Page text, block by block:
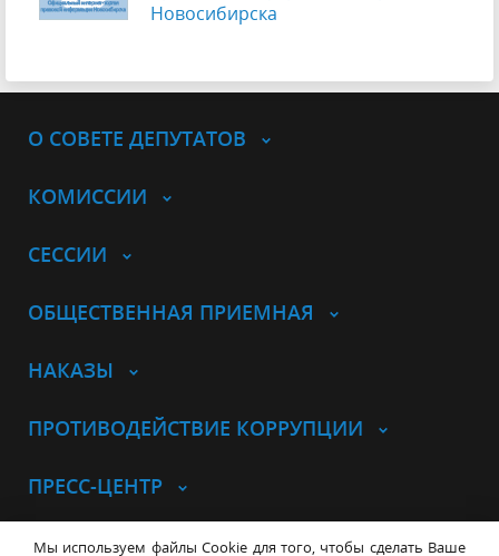
Новосибирска
О СОВЕТЕ ДЕПУТАТОВ
КОМИССИИ
СЕССИИ
ОБЩЕСТВЕННАЯ ПРИЕМНАЯ
НАКАЗЫ
ПРОТИВОДЕЙСТВИЕ КОРРУПЦИИ
ПРЕСС-ЦЕНТР
© Совет депутатов города
Мы используем файлы Cookie для того, чтобы сделать Ваше